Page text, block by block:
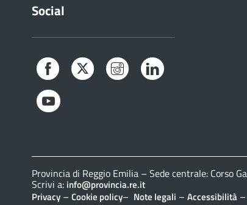
Social
Facebook Twitter Instagram
Provincia di Reggio Emilia – Sede centrale: Corso
Scrivi a: info@provincia.re.it
Privacy – Cookie policy– Note legali – Accessibilità –